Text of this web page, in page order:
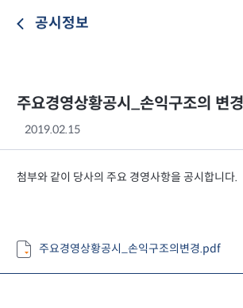
공시정보
주요경영상황공시_손익구조의 변
2019.02.15
첨부와 같이 당사의 주요 경영사항을 공시합니다.
주요경영상황공시_손익구조의변경.pdf